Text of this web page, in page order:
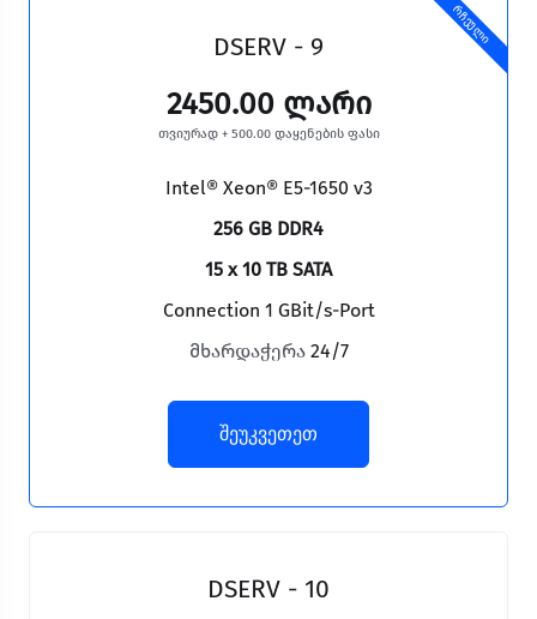
რჩეული
DSERV - 9
2450.00 ლარი
თვიურად + 500.00 დაყენების ფასი
Intel® Xeon® E5-1650 v3
256 GB DDR4
15 x 10 TB SATA
Connection 1 GBit/s-Port
მხარდაჭერა 24/7
შეუკვეთეთ
DSERV - 10